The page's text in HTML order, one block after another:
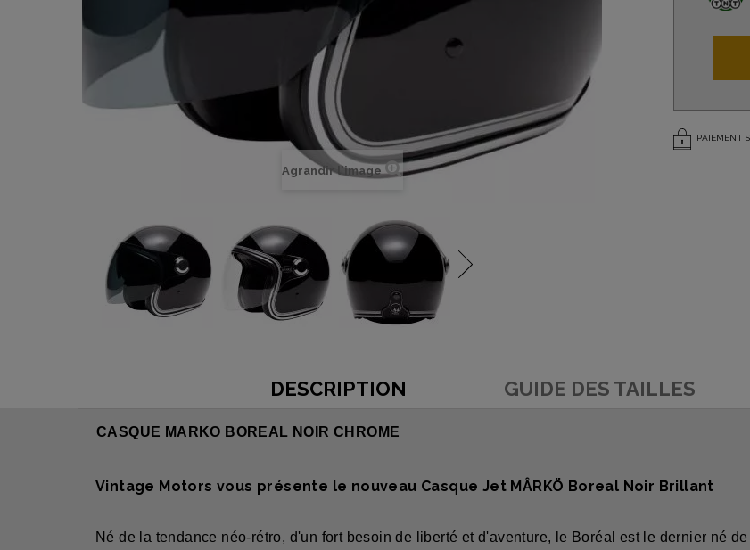
Agrandir l'image
PAIEMENT
DESCRIPTION GUIDE DES TAILLES
CASQUE MARKO BOREAL NOIR CHROME
Vintage Motors vous présente le nouveau Casque Jet MÂRKÖ Boreal Noir Brillant
Né de la tendance néo-rétro, d'un fort besoin de liberté et d'aventure, le Boréal est le dernier né